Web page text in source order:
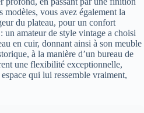
modèles, vous avez également la
du plateau, pour un confort
amateur de style vintage a choisi
en cuir, donnant ainsi à son meuble
à la manière d’un bureau de
une flexibilité exceptionnelle,
qui lui ressemble vraiment,